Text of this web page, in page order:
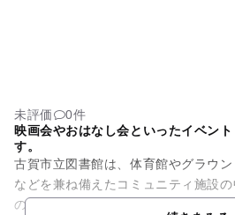
未評価
0件
映画会やおはなし会といったイベン
す。
古賀市立図書館は、体育館やグラウ
などを兼ね備えたコミュニティ施設
の一般コーナーや絵本・児童書・紙